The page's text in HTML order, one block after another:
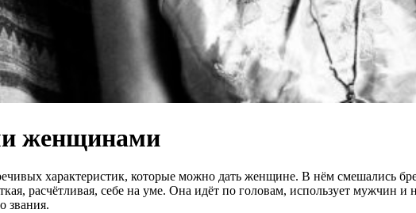
женщинами
характеристик, которые можно дать женщине. В нём смешались
расчётливая, себе на уме. Она идёт по головам, использует мужчин
звания.